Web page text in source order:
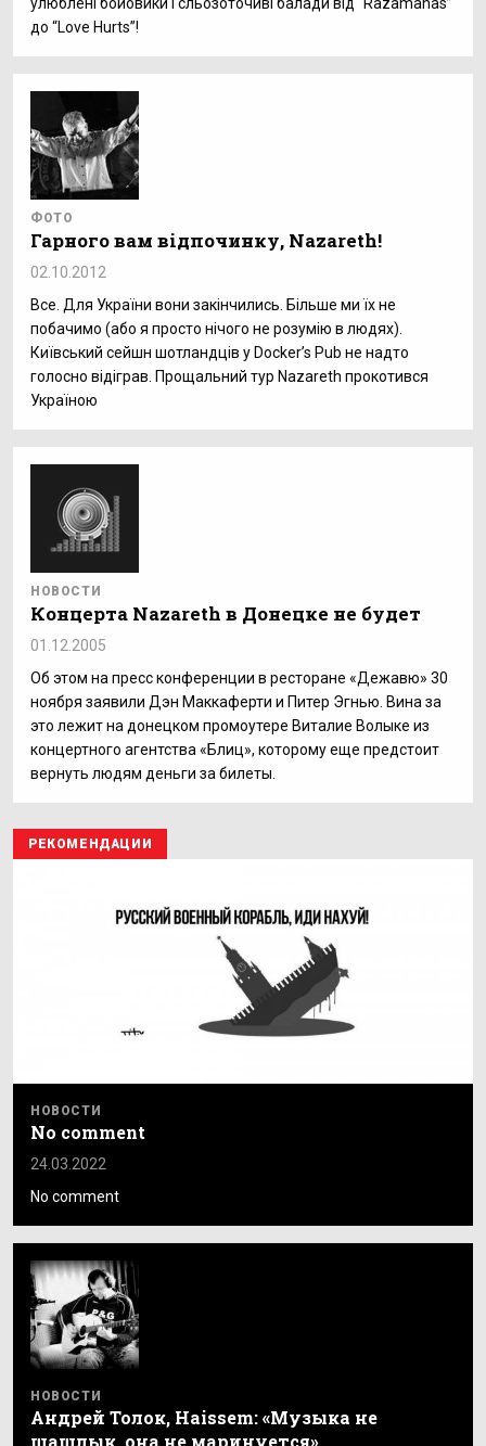
до “Love Hurts”!
ФОТО
Гарного вам відпочинку, Nazareth!
02.10.2012
Все. Для України вони закінчились. Більше ми їх не
побачимо (або я просто нічого не розумію в людях).
Київський сейшн шотландців у Docker’s Pub не надто
голосно відіграв. Прощальний тур Nazareth прокотився
Україною
НОВОСТИ
Концерта Nazareth в Донецке не будет
01.12.2005
Об этом на пресс конференции в ресторане «Дежавю» 30
ноября заявили Дэн Маккаферти и Питер Эгнью. Вина за
это лежит на донецком промоутере Виталие Волыке из
концертного агентства «Блиц», которому еще предстоит
вернуть людям деньги за билеты.
РЕКОМЕНДАЦИИ
НОВОСТИ
No comment
24.03.2022
No comment
НОВОСТИ
Андрей Толок, Haissem: «Музыка не